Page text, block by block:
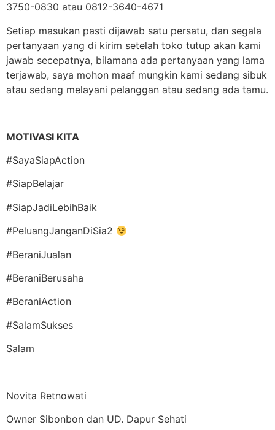
3750-0830 atau 0812-3640-4671
Setiap masukan pasti dijawab satu persatu, dan segala
pertanyaan yang di kirim setelah toko tutup akan kami
jawab secepatnya, bilamana ada pertanyaan yang lama
terjawab, saya mohon maaf mungkin kami sedang sibuk
atau sedang melayani pelanggan atau sedang ada tamu.
MOTIVASI KITA
#SayaSiapAction
#SiapBelajar
#SiapJadiLebihBaik
#PeluangJanganDiSia2
#BeraniJualan
#BeraniBerusaha
#BeraniAction
#SalamSukses
Salam
Novita Retnowati
Owner Sibonbon dan UD. Dapur Sehati